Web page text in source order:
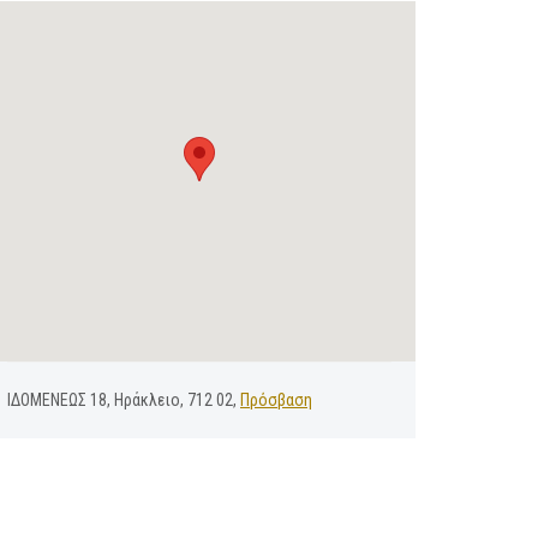
ΙΔΟΜΕΝΕΩΣ 18, Ηράκλειο, 712 02, Πρόσβαση